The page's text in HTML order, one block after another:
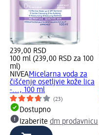
239,00 RSD
100 ml (239,00 RSD za 100
ml)
NIVEAMicelarna voda za
čišćenje osetljvie kože lica
-..., 100 ml
(23)
Dostupno
Izaberite dm prodavnicu